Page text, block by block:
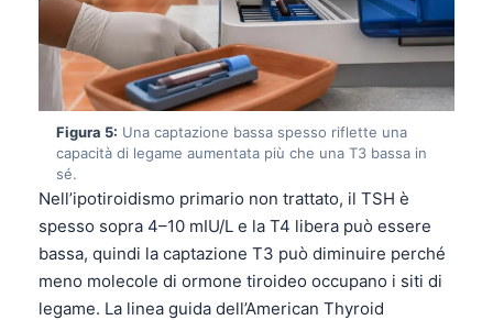
Figura 5: Una captazione bassa spesso riflette una
capacità di legame aumentata più che una T3 bassa in
sé.
Nell’ipotiroidismo primario non trattato, il TSH è
spesso sopra 4–10 mIU/L e la T4 libera può essere
bassa, quindi la captazione T3 può diminuire perché
meno molecole di ormone tiroideo occupano i siti di
legame. La linea guida dell’American Thyroid